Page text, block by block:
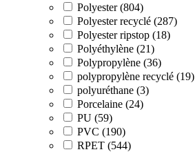
Polyester (804)
Polyester recyclé (287)
Polyester ripstop (18)
Polyéthylène (21)
Polypropylène (36)
polypropylène recyclé (19)
polyuréthane (3)
Porcelaine (24)
PU (59)
PVC (190)
RPET (544)